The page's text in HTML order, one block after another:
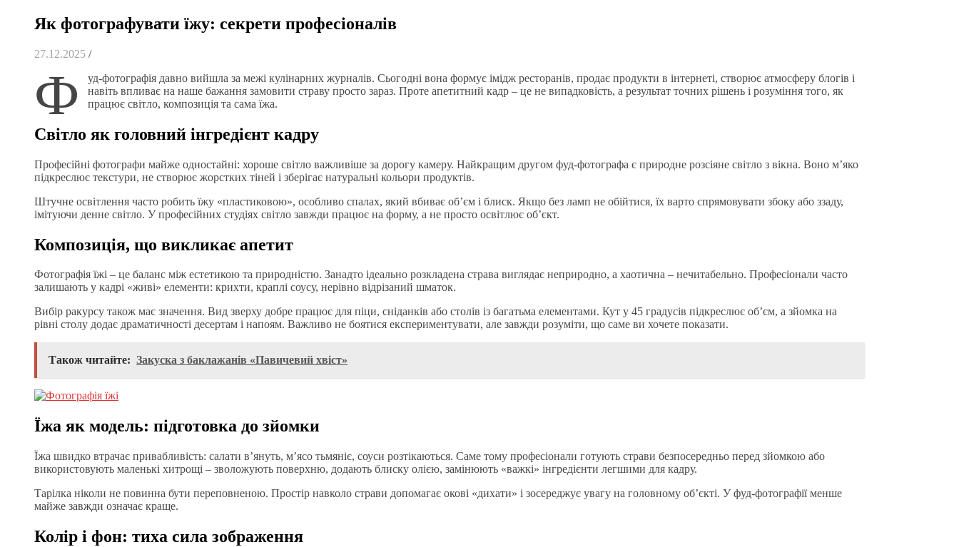
Як фотографувати їжу: секрети професіоналів
27.12.2025 /
Ф
уд-фотографія давно вийшла за межі кулінарних журналів. Сьогодні вона формує імідж ресторанів, продає продукти в інтернеті, створює атмосферу блогів і
навіть впливає на наше бажання замовити страву просто зараз. Проте апетитний кадр – це не випадковість, а результат точних рішень і розуміння того, як
працює світло, композиція та сама їжа.
Світло як головний інгредієнт кадру
Професійні фотографи майже одностайні: хороше світло важливіше за дорогу камеру. Найкращим другом фуд-фотографа є природне розсіяне світло з вікна. Воно м’яко
підкреслює текстури, не створює жорстких тіней і зберігає натуральні кольори продуктів.
Штучне освітлення часто робить їжу «пластиковою», особливо спалах, який вбиває об’єм і блиск. Якщо без ламп не обійтися, їх варто спрямовувати збоку або ззаду,
імітуючи денне світло. У професійних студіях світло завжди працює на форму, а не просто освітлює об’єкт.
Композиція, що викликає апетит
Фотографія їжі – це баланс між естетикою та природністю. Занадто ідеально розкладена страва виглядає неприродно, а хаотична – нечитабельно. Професіонали часто
залишають у кадрі «живі» елементи: крихти, краплі соусу, нерівно відрізаний шматок.
Вибір ракурсу також має значення. Вид зверху добре працює для піци, сніданків або столів із багатьма елементами. Кут у 45 градусів підкреслює об’єм, а зйомка на
рівні столу додає драматичності десертам і напоям. Важливо не боятися експериментувати, але завжди розуміти, що саме ви хочете показати.
Також читайте: Закуска з баклажанів «Павичевий хвіст»
Їжа як модель: підготовка до зйомки
Їжа швидко втрачає привабливість: салати в’януть, м’ясо тьмяніє, соуси розтікаються. Саме тому професіонали готують страви безпосередньо перед зйомкою або
використовують маленькі хитрощі – зволожують поверхню, додають блиску олією, замінюють «важкі» інгредієнти легшими для кадру.
Тарілка ніколи не повинна бути переповненою. Простір навколо страви допомагає окові «дихати» і зосереджує увагу на головному об’єкті. У фуд-фотографії менше
майже завжди означає краще.
Колір і фон: тиха сила зображення